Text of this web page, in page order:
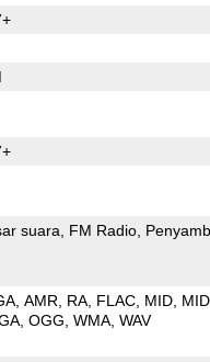
suara FM Radio
AMR RA FLAC MID
OGG WMA WAV